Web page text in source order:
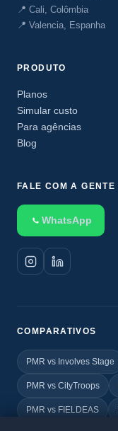
📍 Cali, Colômbia
📍 Valencia, Espanha
PRODUTO
Planos
Simular custo
Para agências
Blog
FALE COM A GENTE
WhatsApp
COMPARATIVOS
PMR vs Involves Stage
PMR vs CityTroops
PMR vs FIELDEAS